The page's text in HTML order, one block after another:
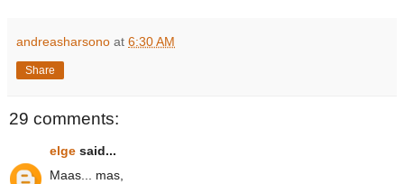
andreasharsono at 6:30 AM
Share
29 comments:
elge said...
Maas... mas,